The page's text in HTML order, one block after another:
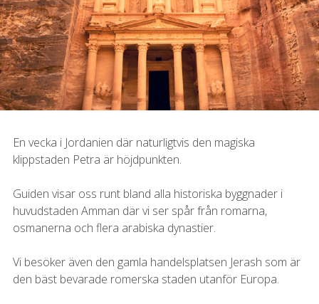
En vecka i Jordanien där naturligtvis den magiska
klippstaden Petra är höjdpunkten.
Guiden visar oss runt bland alla historiska byggnader i
huvudstaden Amman där vi ser spår från romarna,
osmanerna och flera arabiska dynastier.
Vi besöker även den gamla handelsplatsen Jerash som är
den bäst bevarade romerska staden utanför Europa.